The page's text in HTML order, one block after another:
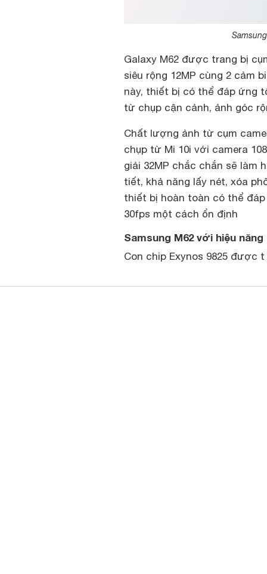
Galaxy M62 được trang bị
siêu rộng 12MP cùng 2 cảm
này, thiết bị có thể đáp ứng
từ chụp cận cảnh, ảnh góc
Chất lượng ảnh từ cụm
chụp từ Mi 10i với camera
giải 32MP chắc chắn sẽ làm
tiết, khả năng lấy nét, xóa
thiết bị hoàn toàn có thể đáp
30fps một cách ổn định
Samsung M62 với hiệu
Con chip Exynos 9825 được t